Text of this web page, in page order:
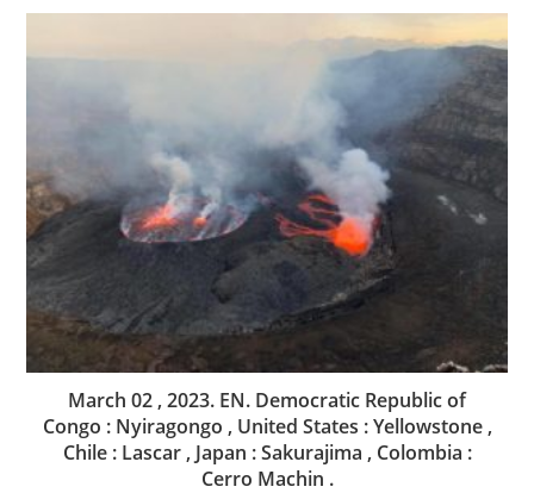
March 02 , 2023. EN. Democratic Republic of
Congo : Nyiragongo , United States : Yellowstone ,
Chile : Lascar , Japan : Sakurajima , Colombia :
Cerro Machin .